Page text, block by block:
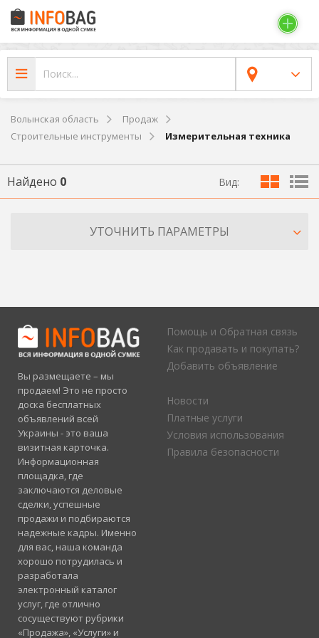
Волынская область
Продаж
Строительные инструменты
Измерительная техника
Найдено 0 Вид:
УТОЧНИТЬ ПАРАМЕТРЫ
Вы размещаете – мы
продаем! Это не просто
доска бесплатных
объявлений всей
Украины - это ваша
визитная карточка.
Информационная
площадка, где
заключаются деловые
сделки, успешные
продажи и подбираются
надежные кадры. Именно
для вас, наша команда
хорошо потрудилась и
разработала
электронный каталог
услуг, где отлично
сосуществуют рубрики
«Продажа», «Услуги» и
Помощь и Обратная связь
Как продавать и покупать?
Добавить объявление
Новости
Платные услуги
Условия использования
Правила безопасности